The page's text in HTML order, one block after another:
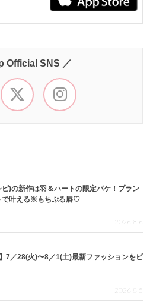
Official SNS ／
)の新作は羽＆ハートの限定パケ！プラン
で叶える※もちぷる唇♡
2026.8.6
7／28(火)〜8／1(土)最新ファッションをピ
2026.8.5